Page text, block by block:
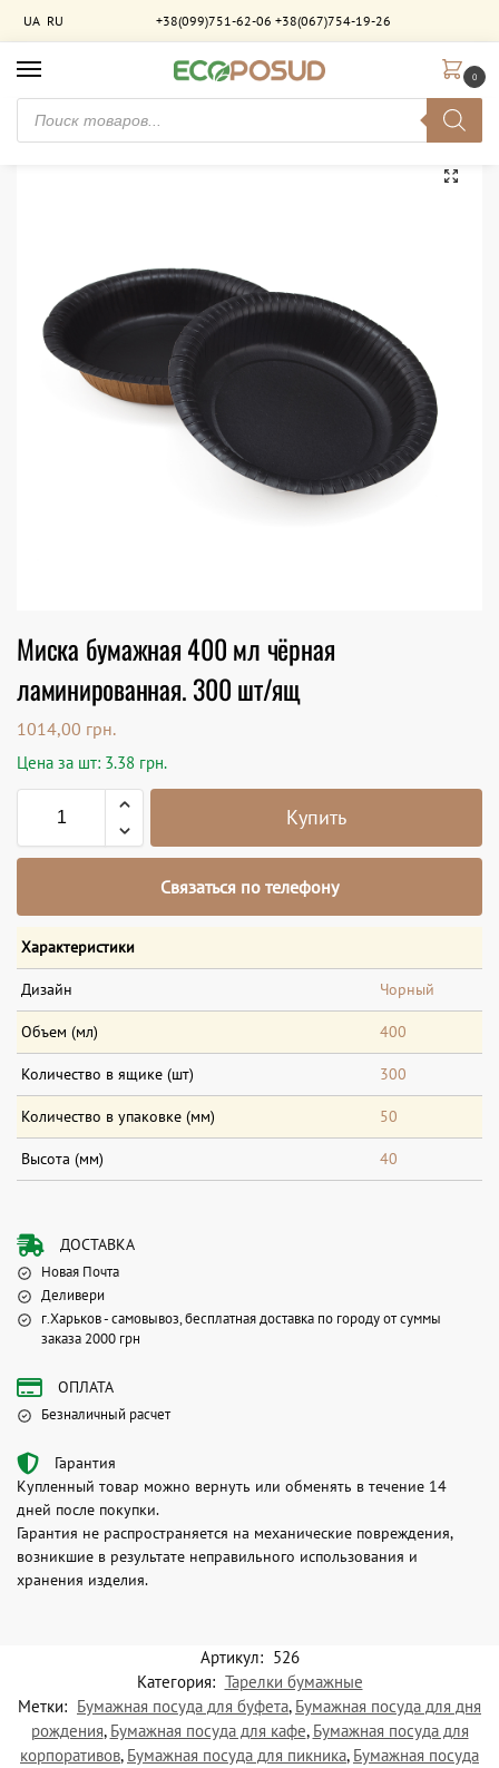
UA RU +38(099)751-62-06 +38(067)754-19-26
0
Главная / Тарелки бумажные Миска бумажная 400 мл чёрная ламинированная. 300 шт/ящ
Миска бумажная 400 мл чёрная
ламинированная. 300 шт/ящ
1014,00 грн.
Цена за шт: 3.38 грн.
Купить
Связаться по телефону
Характеристики
Дизайн Чорный
Объем (мл) 400
Количество в ящике (шт) 300
Количество в упаковке (мм) 50
Высота (мм) 40
ДОСТАВКА
Новая Почта
Деливери
г.Харьков - самовывоз, бесплатная доставка по городу от суммы
заказа 2000 грн
ОПЛАТА
Безналичный расчет
Гарантия
Купленный товар можно вернуть или обменять в течение 14
дней после покупки.
Гарантия не распространяется на механические повреждения,
возникшие в результате неправильного использования и
хранения изделия.
Артикул: 526
Категория: Тарелки бумажные
Метки: Бумажная посуда для буфета, Бумажная посуда для дня
рождения, Бумажная посуда для кафе, Бумажная посуда для
корпоративов, Бумажная посуда для пикника, Бумажная посуда